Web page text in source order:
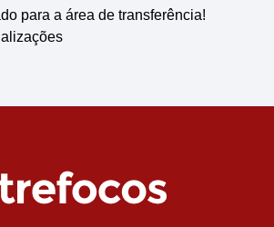
para a área de transferência!